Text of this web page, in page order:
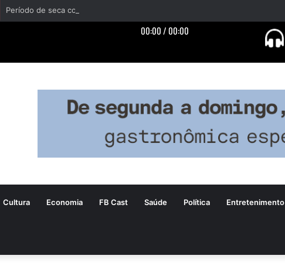
Cultura Economia FB Cast Saúde Política Entretenimento